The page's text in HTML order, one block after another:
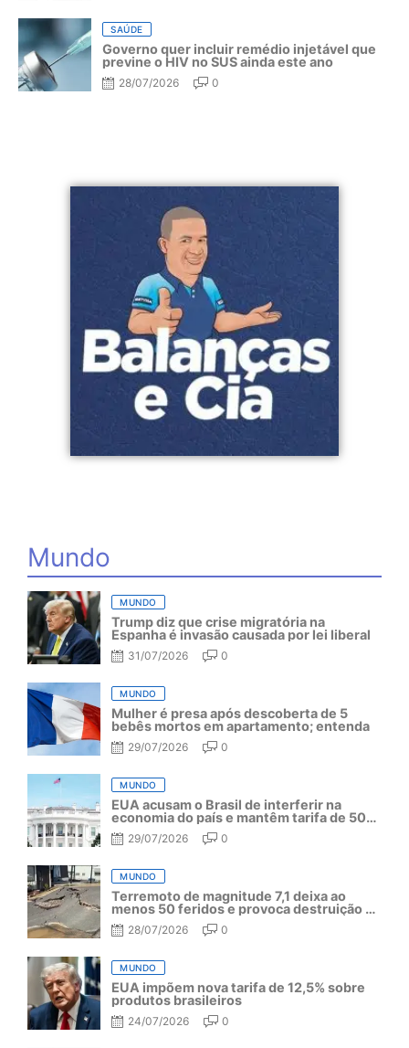
SAÚDE
Governo quer incluir remédio injetável que
previne o HIV no SUS ainda este ano
28/07/2026 0
Mundo
MUNDO
Trump diz que crise migratória na
Espanha é invasão causada por lei liberal
31/07/2026 0
MUNDO
Mulher é presa após descoberta de 5
bebês mortos em apartamento; entenda
29/07/2026 0
MUNDO
EUA acusam o Brasil de interferir na
economia do país e mantêm tarifa de 50%
por mais um ano
29/07/2026 0
MUNDO
Terremoto de magnitude 7,1 deixa ao
menos 50 feridos e provoca destruição no
Japão
28/07/2026 0
MUNDO
EUA impõem nova tarifa de 12,5% sobre
produtos brasileiros
24/07/2026 0